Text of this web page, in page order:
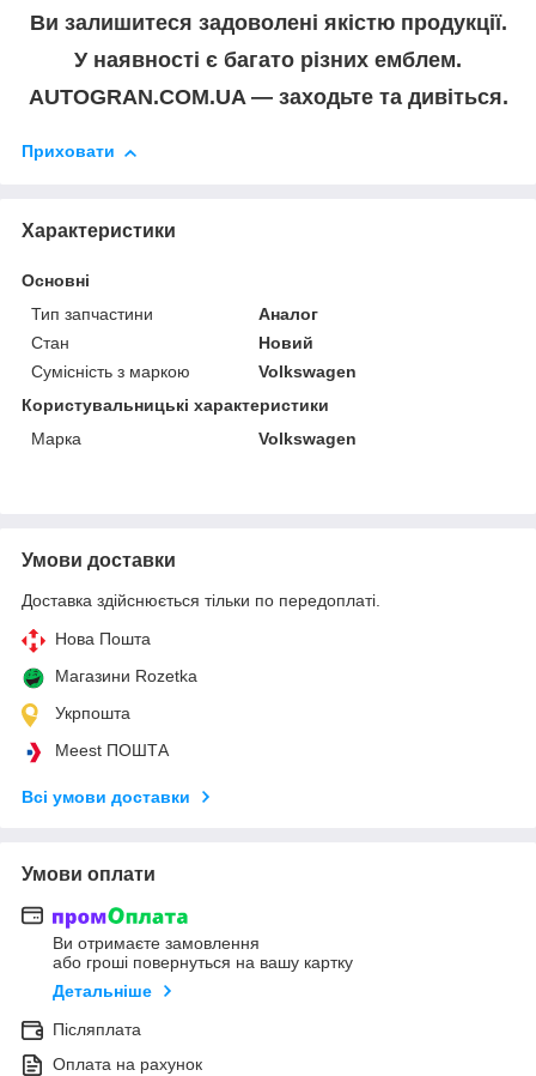
Ви залишитеся задоволені якістю продукції.
У наявності є багато різних емблем.
AUTOGRAN.COM.UA — заходьте та дивіться.
Приховати
Характеристики
Основні
Тип запчастини
Аналог
Стан
Новий
Сумісність з маркою
Volkswagen
Користувальницькі характеристики
Марка
Volkswagen
Умови доставки
Доставка здійснюється тільки по передоплаті.
Нова Пошта
Магазини Rozetka
Укрпошта
Meest ПОШТА
Всі умови доставки
Умови оплати
Ви отримаєте замовлення
або гроші повернуться на вашу картку
Детальніше
Післяплата
Оплата на рахунок